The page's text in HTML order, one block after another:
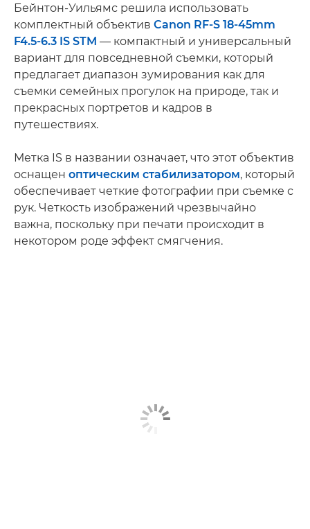
Бейнтон-Уильямс решила использовать
комплектный объектив Canon RF-S 18-45mm
F4.5-6.3 IS STM — компактный и универсальный
вариант для повседневной съемки, который
предлагает диапазон зумирования как для
съемки семейных прогулок на природе, так и
прекрасных портретов и кадров в
путешествиях.
Метка IS в названии означает, что этот объектив
оснащен оптическим стабилизатором, который
обеспечивает четкие фотографии при съемке с
рук. Четкость изображений чрезвычайно
важна, поскольку при печати происходит в
некотором роде эффект смягчения.